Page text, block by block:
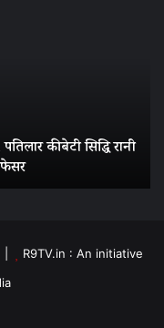
की बेटी सिद्धि रानी
|
R9TV.in : An initiative